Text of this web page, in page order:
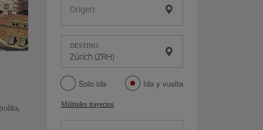
Origen
DESTINO
Solo ida Ida y vuelta
Múltiples trayectos